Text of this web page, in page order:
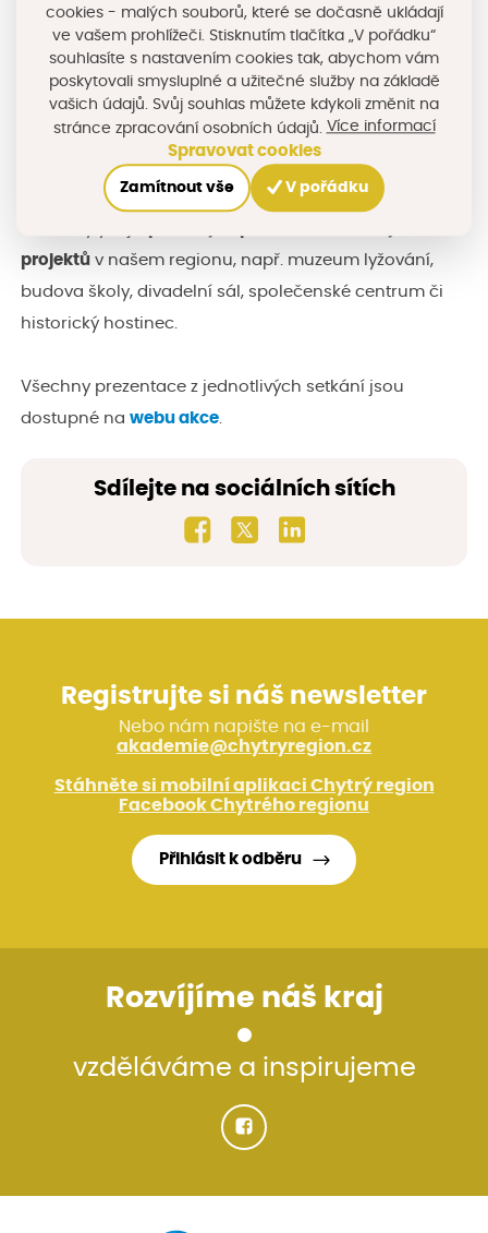
Competence Office ČR, ale i představení hostitelských
a jejich projektů.
Akce se letos konaly v obcích Dolní Branná 14. 11.
(Trutnovska), 18. 11. Hořice (Jičínsko), 21. 11. Hradec
Králové (Hradecko), 25. 11. Skuhrov nad Bělou
(Rychnovsko) a Velichovky 28. 11. (Náchodsko). K
projektů v našem regionu, např. muzeum lyžování,
budova školy, divadelní sál, společenské centrum či
historický hostinec.
Všechny prezentace z jednotlivých setkání jsou
dostupné na webu akce.
Sdílejte na sociálních sítích
Registrujte si náš newsletter
Nebo nám napište na e-mail
akademie@chytryregion.cz
Stáhněte si mobilní aplikaci Chytrý region
Facebook Chytrého regionu
Přihlásit k odběru
Rozvíjíme náš kraj
vzděláváme a inspirujeme
cookies - malých souborů, které se dočasně ukládají
ve vašem prohlížeči. Stisknutím tlačítka „V pořádku“
souhlasíte s nastavením cookies tak, abychom vám
poskytovali smysluplné a užitečné služby na základě
vašich údajů. Svůj souhlas můžete kdykoli změnit na
stránce zpracování osobních údajů. Více informací
Spravovat cookies
Zamítnout vše V pořádku